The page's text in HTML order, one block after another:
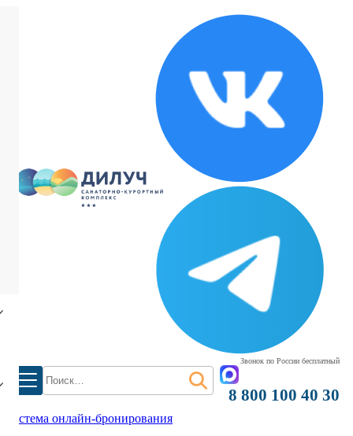
Найти:
Звонок по России бесплатный
8 800 100 40 30
система онлайн-бронирования